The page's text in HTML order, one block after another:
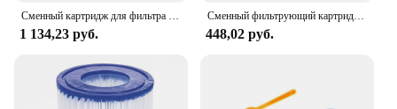
1 134,23 руб.
Сменный фильтрующий картридж размера VI для Bestway VI Flowclear Lay-Z-Spa — Майами-Вегас Palm Springs Paris Monaco
448,02 руб.